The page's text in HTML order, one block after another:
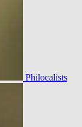
Philocalists